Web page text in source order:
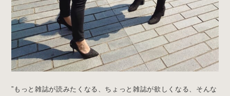
”もっと雑誌が読みたくなる、ちょっと雑誌が欲しくなる、そんな